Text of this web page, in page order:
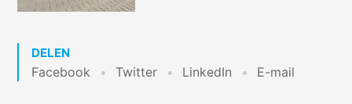
DELEN
Facebook Twitter LinkedIn E-mail